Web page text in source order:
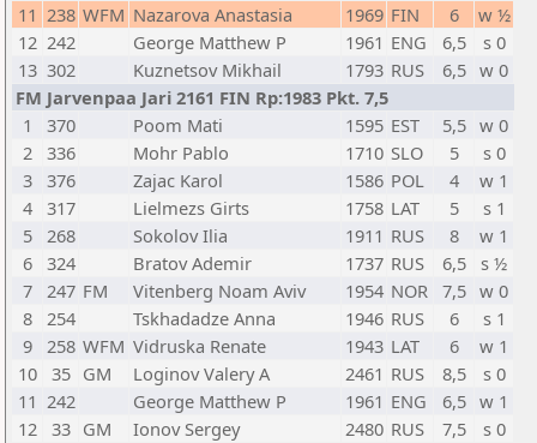
11 238 WFM Nazarova Anastasia 1969 FIN 6
w ½
12 242 George Matthew P 1961 ENG 6,5
s 0
13 302 Kuznetsov Mikhail 1793 RUS 6,5 w 0
FM Jarvenpaa Jari 2161 FIN Rp:1983 Pkt. 7,5
1
370 Poom Mati 1595 EST 5,5 w 0
2 336 Mohr Pablo 1710 SLO 5
s 0
3 376 Zajac Karol 1586 POL 4
w 1
4 317 Lielmezs Girts 1758 LAT 5
s 1
5 268 Sokolov Ilia 1911 RUS 8
w 1
6 324 Bratov Ademir 1737 RUS 6,5
s ½
7 247 FM Vitenberg Noam Aviv 1954 NOR 7,5 w 0
8 254 Tskhadadze Anna 1946 RUS 6
s 1
9 258 WFM Vidruska Renate 1943 LAT 6
w 1
10 35 GM Loginov Valery A 2461 RUS 8,5
s 0
11 242 George Matthew P 1961 ENG 6,5 w 1
12 33 GM Ionov Sergey 2480 RUS 7,5
s 0